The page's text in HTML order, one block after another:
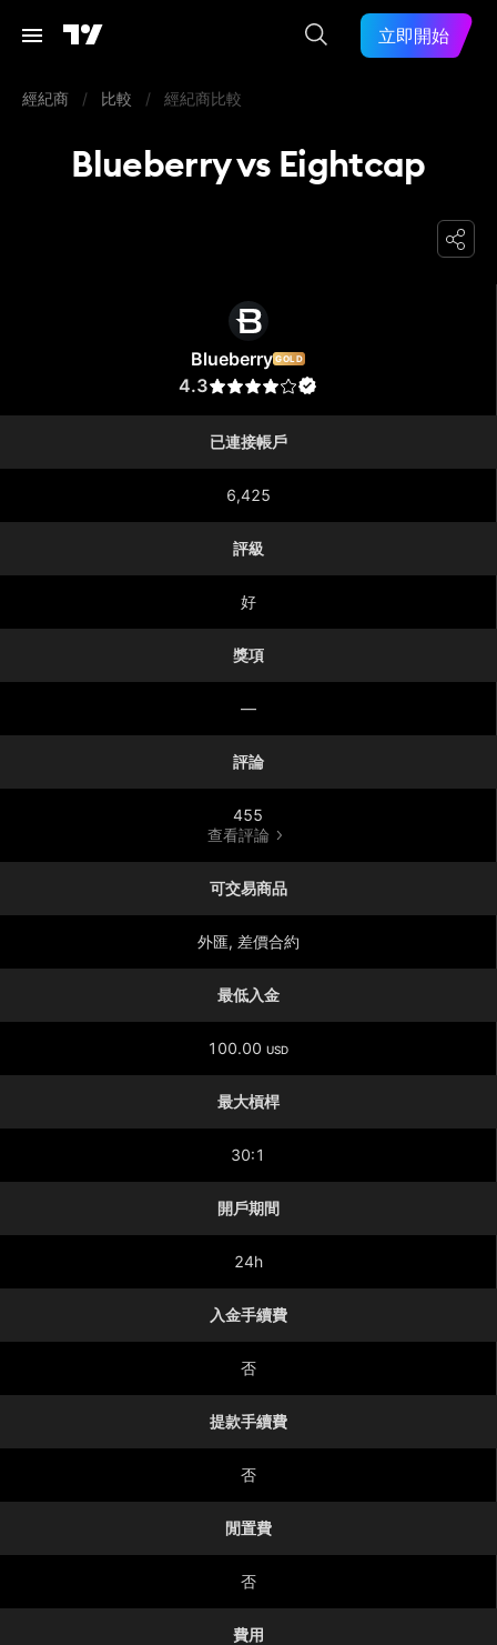
立即開始
經紀商 / 比較 / 經紀商比較
Blueberry vs Eightcap
Blueberry GOLD
4.3
已連接帳戶
6,425
評級
好
獎項
—
評論
455
查看評論
可交易商品
外匯, 差價合約
最低入金
100.00 USD
最大槓桿
30:1
開戶期間
24h
入金手續費
否
提款手續費
否
閒置費
否
費用